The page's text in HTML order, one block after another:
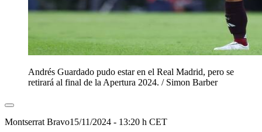
Andrés Guardado pudo estar en el Real Madrid, pero se
retirará al final de la Apertura 2024. / Simon Barber
Montserrat Bravo15/11/2024 - 13:20 h CET